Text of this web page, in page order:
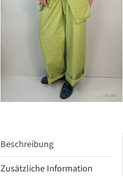
Beschreibung
Zusätzliche Information